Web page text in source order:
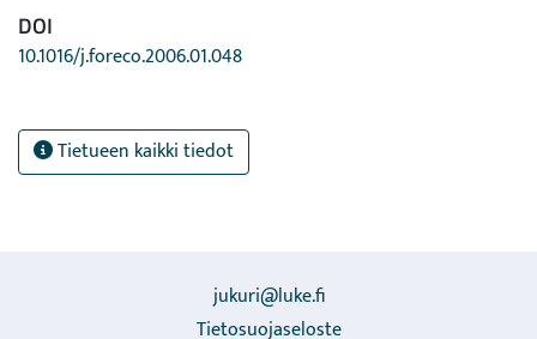
DOI
10.1016/j.foreco.2006.01.048
Tietueen kaikki tiedot
jukuri@luke.fi
Tietosuojaseloste